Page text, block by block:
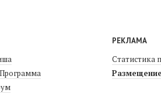
РЕКЛАМА
Статистика